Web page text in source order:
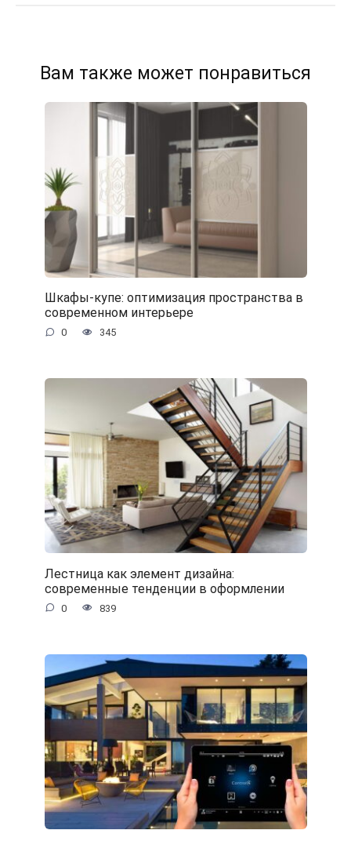
Вам также может понравиться
Шкафы-купе: оптимизация пространства в
современном интерьере
0 345
Лестница как элемент дизайна:
современные тенденции в оформлении
0 839